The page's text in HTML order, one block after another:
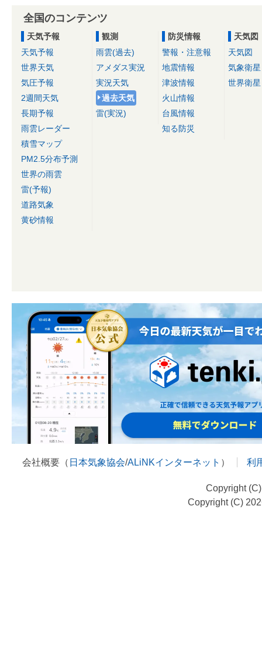
全国のコンテンツ
天気予報
天気予報
世界天気
気圧予報
2週間天気
長期予報
雨雲レーダー
積雪マップ
PM2.5分布予測
世界の雨雲
雷(予報)
道路気象
黄砂情報
観測
雨雲(過去)
アメダス実況
実況天気
過去天気
雷(実況)
防災情報
警報・注意報
地震情報
津波情報
火山情報
台風情報
知る防災
天気図
天気図
気象衛星
世界衛星
会社概要（ 日本気象協会/ALiNKインターネット ） 利
Copyright
Copyright (C)